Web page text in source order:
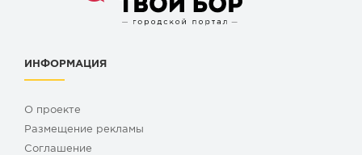
ИНФОРМАЦИЯ
О проекте
Размещение рекламы
Cоглашение